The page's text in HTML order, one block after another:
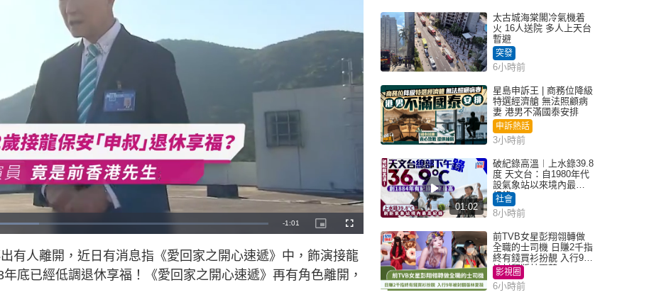
R
-1:01
P
i
t
u
r
e
-
i
F
u
l
s
c
有人離開，近日有消息指《愛回家之開心速遞》中，飾演接龍
底已經低調退休享福！《愛回家之開心速遞》再有角色離開，
太古城海棠閣冷氣機着
火 16人送院 多人上天台
暫避
突發
6小時前
星島申訴王 | 商務位降級
特選經濟艙 無法照顧病
妻 港男不滿國泰安排
申訴熱話
3小時前
01:02
破紀錄高溫︱上水錄39.8
度 天文台：自1980年代
設氣象站以來境內最高
紀錄
社會
8小時前
前TVB女星彭翔翎轉做
全職的士司機 日賺2千指
終有錢買衫扮靚 入行9年
被封翻版林夏薇
影視圈
6小時前